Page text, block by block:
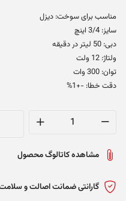
مناسب برای سوخت: دیزل
سایز: 3/4 اینچ
دبی: 50 لیتر در دقیقه
ولتاژ: 12 ولت
توان: 300 وات
دقت خطا: -+1%
12
پیوزی
مشاهده کاتالوگ محصول
گارانتی ضمانت اصالت و سلامت